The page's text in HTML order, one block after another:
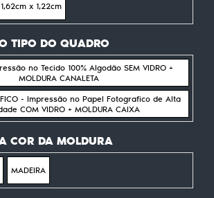
1,62cm x 1,22cm
TIPO DO QUADRO
no Tecido 100% Algodão SEM VIDRO +
MOLDURA CANALETA
- Impressão no Papel Fotografico de Alta
COM VIDRO + MOLDURA CAIXA
COR DA MOLDURA
MADEIRA